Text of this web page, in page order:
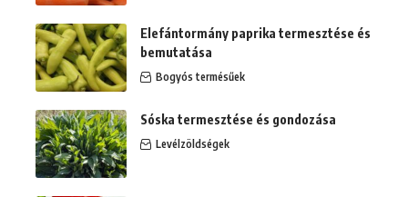
Elefántormány paprika termesztése és
bemutatása
Bogyós termésűek
Sóska termesztése és gondozása
Levélzöldségek